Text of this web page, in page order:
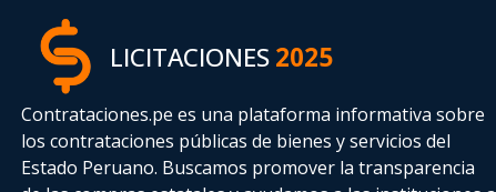
LICITACIONES2025
Contrataciones.pe es una plataforma informativa sobre
los contrataciones públicas de bienes y servicios del
Estado Peruano. Buscamos promover la transparencia